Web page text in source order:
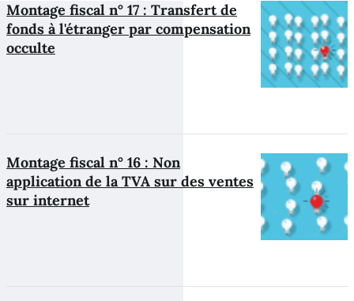
Montage fiscal n° 17 : Transfert de
fonds à l'étranger par compensation
occulte
Montage fiscal n° 16 : Non
application de la TVA sur des ventes
sur internet